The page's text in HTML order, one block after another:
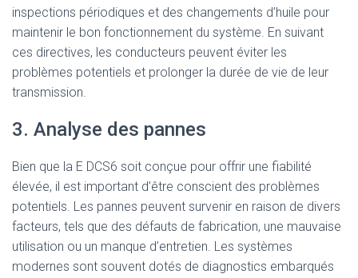
inspections périodiques et des changements d’huile pour
maintenir le bon fonctionnement du système. En suivant
ces directives, les conducteurs peuvent éviter les
problèmes potentiels et prolonger la durée de vie de leur
transmission.
3. Analyse des pannes
Bien que la E DCS6 soit conçue pour offrir une fiabilité
élevée, il est important d’être conscient des problèmes
potentiels. Les pannes peuvent survenir en raison de divers
facteurs, tels que des défauts de fabrication, une mauvaise
utilisation ou un manque d’entretien. Les systèmes
modernes sont souvent dotés de diagnostics embarqués